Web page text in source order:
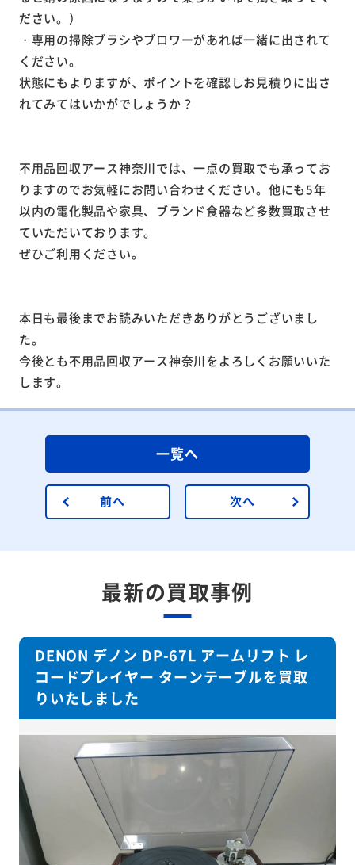
ださい。）
・専用の掃除ブラシやブロワーがあれば一緒に出されて
ください。
状態にもよりますが、ポイントを確認しお見積りに出さ
れてみてはいかがでしょうか？
不用品回収アース神奈川では、一点の買取でも承ってお
りますのでお気軽にお問い合わせください。他にも5年
以内の電化製品や家具、ブランド食器など多数買取させ
ていただいております。
ぜひご利用ください。
本日も最後までお読みいただきありがとうございまし
た。
今後とも不用品回収アース神奈川をよろしくお願いいた
します。
前へ
一覧へ
次へ
最新の買取事例
DENON デノン DP-67L アームリフト レ
コードプレイヤー ターンテーブルを買取
りいたしました